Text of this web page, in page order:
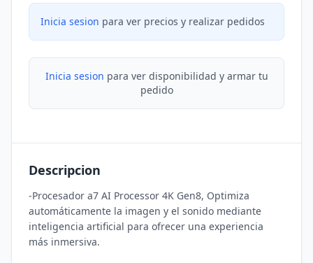
Inicia sesion para ver precios y realizar pedidos
Inicia sesion para ver disponibilidad y armar tu
pedido
Descripcion
-Procesador a7 AI Processor 4K Gen8, Optimiza
automáticamente la imagen y el sonido mediante
inteligencia artificial para ofrecer una experiencia
más inmersiva.